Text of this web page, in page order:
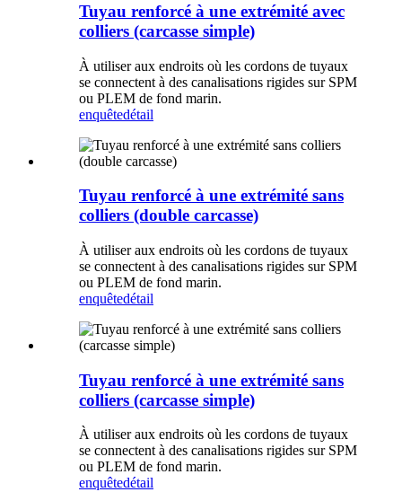
Tuyau renforcé à une extrémité avec
colliers (carcasse simple)
À utiliser aux endroits où les cordons de tuyaux
se connectent à des canalisations rigides sur SPM
ou PLEM de fond marin.
enquêtedétail
Tuyau renforcé à une extrémité sans
colliers (double carcasse)
À utiliser aux endroits où les cordons de tuyaux
se connectent à des canalisations rigides sur SPM
ou PLEM de fond marin.
enquêtedétail
Tuyau renforcé à une extrémité sans
colliers (carcasse simple)
À utiliser aux endroits où les cordons de tuyaux
se connectent à des canalisations rigides sur SPM
ou PLEM de fond marin.
enquêtedétail